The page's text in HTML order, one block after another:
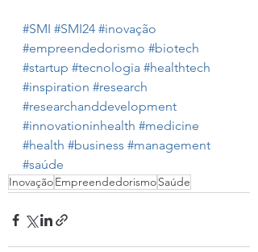
#SMI #SMI24 #inovação
#empreendedorismo #biotech
#startup #tecnologia #healthtech
#inspiration #research
#researchanddevelopment
#innovationinhealth #medicine
#health #business #management
#saúde
InovaçãoEmpreendedorismoSaúde